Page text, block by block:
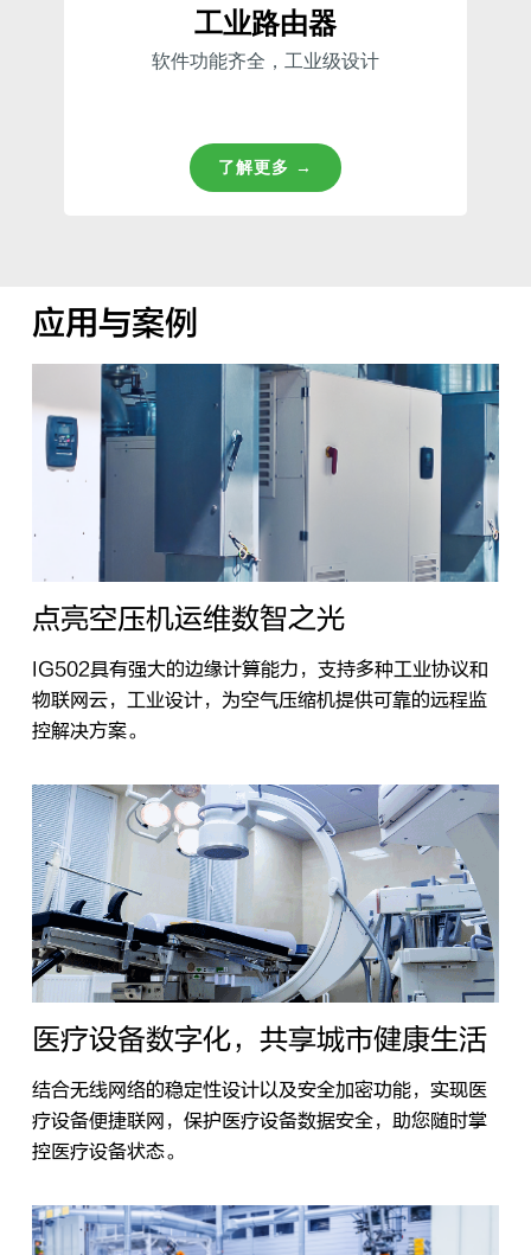
工业路由器
软件功能齐全，工业级设计
了解更多 →
应用与案例
点亮空压机运维数智之光
IG502具有强大的边缘计算能力，支持多种工业协议和
物联网云，工业设计，为空气压缩机提供可靠的远程监
控解决方案。
医疗设备数字化，共享城市健康生活
结合无线网络的稳定性设计以及安全加密功能，实现医
疗设备便捷联网，保护医疗设备数据安全，助您随时掌
控医疗设备状态。